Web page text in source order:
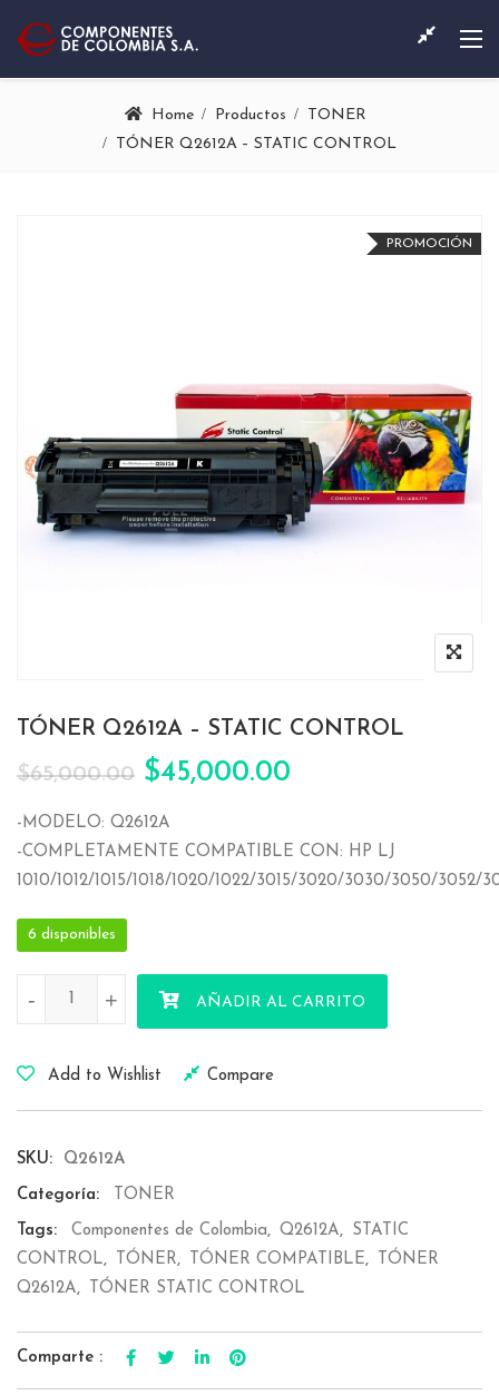
Home Productos
TONER
TÓNER Q2612A – STATIC CONTROL
PROMOCIÓN
TÓNER Q2612A – STATIC CONTROL
$65,000.00 El precio original era:
$45,000.00
-MODELO: Q2612A
-COMPLETAMENTE COMPATIBLE CON: HP LJ
1010/1012/1015/1018/1020/1022/3015/3020/3030/3050/3052/
6 disponibles
+
- AÑADIR AL CARRITO
Add to Wishlist Compare
SKU: Q2612A
Categoría: TONER
Tags: Componentes de Colombia, Q2612A, STATIC
CONTROL, TÓNER, TÓNER COMPATIBLE,
TÓNER
Q2612A, TÓNER STATIC CONTROL
Comparte :